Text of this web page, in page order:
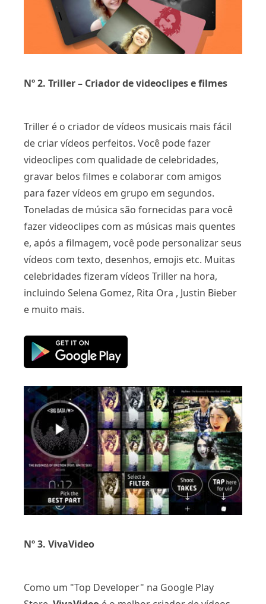
Nº 2. Triller – Criador de videoclipes e filmes
Triller é o criador de vídeos musicais mais fácil
de criar vídeos perfeitos. Você pode fazer
videoclipes com qualidade de celebridades,
gravar belos filmes e colaborar com amigos
para fazer vídeos em grupo em segundos.
Toneladas de música são fornecidas para você
fazer videoclipes com as músicas mais quentes
e, após a filmagem, você pode personalizar seus
vídeos com texto, desenhos, emojis etc. Muitas
celebridades fizeram vídeos Triller na hora,
incluindo Selena Gomez, Rita Ora , Justin Bieber
e muito mais.
Nº 3. VivaVideo
Como um "Top Developer" na Google Play